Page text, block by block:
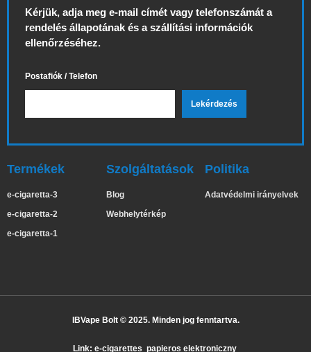
Kérjük, adja meg e-mail címét vagy telefonszámát a
rendelés állapotának és a szállítási információk
ellenőrzéséhez.
Postafiók / Telefon
Termékek
e-cigaretta-3
e-cigaretta-2
e-cigaretta-1
Szolgáltatások
Blog
Webhelytérkép
Politika
Adatvédelmi irányelvek
IBVape Bolt © 2025. Minden jog fenntartva.
Link: e-cigarettes papieros elektroniczny
✕
Bar***ra